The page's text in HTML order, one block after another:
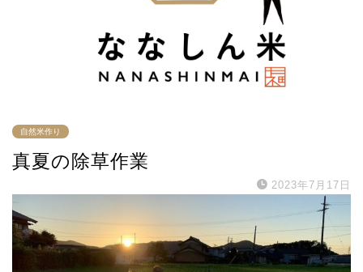
自然米作り
真夏の除草作業
2023年7月17日